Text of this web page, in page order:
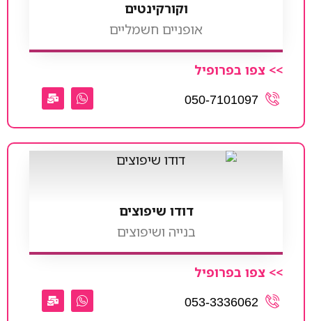
וקורקינטים
אופניים חשמליים
>> צפו בפרופיל
050-7101097
דודו שיפוצים
בנייה ושיפוצים
>> צפו בפרופיל
053-3336062